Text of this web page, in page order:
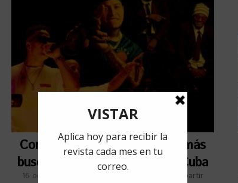
Conoce los artistas cubanos más
buscados en YouTube desde Cuba
16 octubre, 2020 Compartir